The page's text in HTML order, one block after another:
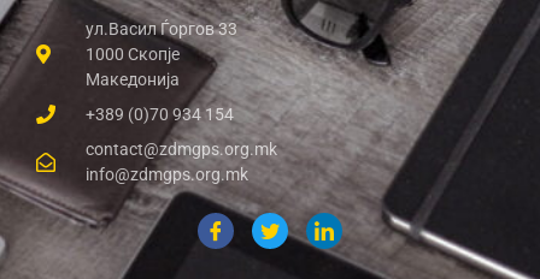
ул.Васил Ѓоргов 33
1000 Скопје
Македонија
+389 (0)70 934 154
contact@zdmgps.org.mk
info@zdmgps.org.mk